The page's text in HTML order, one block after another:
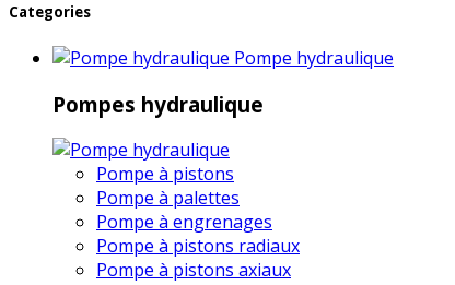
Categories
Pompe hydraulique
Pompes hydraulique
Pompe à pistons
Pompe à palettes
Pompe à engrenages
Pompe à pistons radiaux
Pompe à pistons axiaux